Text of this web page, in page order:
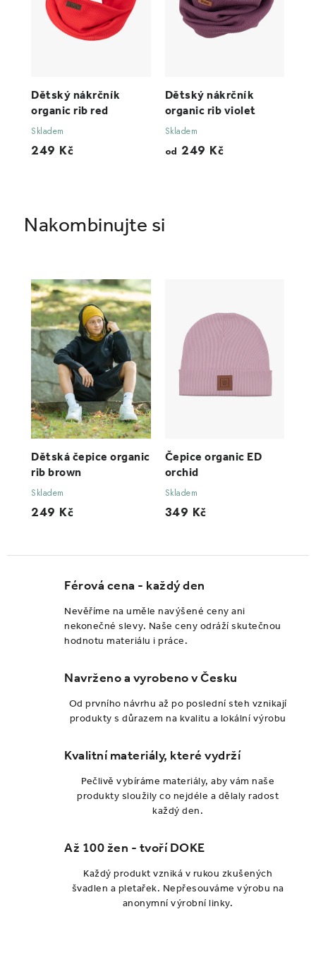
Férová cena - každý den
Nevěříme na uměle navýšené ceny ani
nekonečné slevy. Naše ceny odráží skutečnou
hodnotu materiálu i práce.
Navrženo a vyrobeno v Česku
Od prvního návrhu až po poslední steh vznikají
produkty s důrazem na kvalitu a lokální výrobu
Kvalitní materiály, které vydrží
Pečlivě vybíráme materiály, aby vám naše
produkty sloužily co nejdéle a dělaly radost
každý den.
Až 100 žen - tvoří DOKE
Každý produkt vzniká v rukou zkušených
švadlen a pletařek. Nepřesouváme výrobu na
anonymní výrobní linky.
Dětská čepice organic
rib brown
Skladem
249 Kč
Čepice organic ED
orchid
Skladem
349 Kč
Dětský nákrčník
organic rib red
Skladem
249 Kč
Dětský nákrčník
organic rib violet
Skladem
od 249 Kč